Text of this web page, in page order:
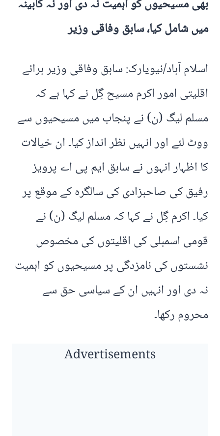
بھی مسیحیوں کو اہمیت نہ دی اور نہ کابینہ
میں شامل کیا، سابق وفاقی وزیر
اسلام آباد/نیویارک: سابق وفاقی وزیر برائے
اقلیتی امور اکرم مسیح گِل نے کہا ہے کہ
مسلم لیگ (ن) نے پنجاب میں مسیحیوں سے
ووٹ لئے اور انہیں نظر انداز کیا۔ ان خیالات
کا اظہار انہوں نے سابق ایم پی اے پرویز
رفیق کی صاحبزادی کی سالگرہ کے موقع پر
کیا۔ اکرم گِل نے کہا کہ مسلم لیگ (ن) نے
قومی اسمبلی کی اقلیتوں کی مخصوص
نشستوں کی نامزدگی پر مسیحیوں کو اہمیت
نہ دی اور انہیں ان کے سیاسی حق سے
محروم رکھا۔
Advertisements